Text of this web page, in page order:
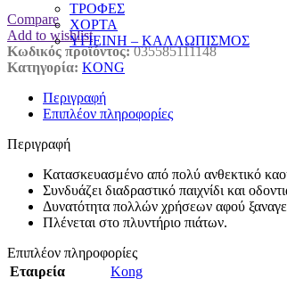
ΤΡΟΦΕΣ
ΧΟΡΤΑ
ΥΓΙΕΙΝΗ – ΚΑΛΛΩΠΙΣΜΟΣ
Compare
Add to wishlist
Κωδικός προϊόντος:035585111148
Κατηγορία: KONG
Περιγραφή
Επιπλέον πληροφορίες
Περιγραφή
Κατασκευασμένο από πολύ ανθεκτικό
Συνδυάζει διαδραστικό παιχνίδι και
Δυνατότητα πολλών χρήσεων αφού
Πλένεται στο πλυντήριο πιάτων.
Επιπλέον πληροφορίες
Εταιρεία
Kong